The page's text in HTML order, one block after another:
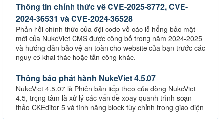
Thông tin chính thức về CVE-2025-8772, CVE-
2024-36531 và CVE-2024-36528
Phản hồi chính thức của đội code về các lỗ hổng bảo mật
mới của NukeViet CMS được công bố trong năm 2024-2025
và hướng dẫn bảo vệ an toàn cho website của bạn trước các
nguy cơ khai thác hoặc tấn công khác.
Thông báo phát hành NukeViet 4.5.07
NukeViet 4.5.07 là Phiên bản tiếp theo của dòng NukeViet
4.5, trọng tâm là xử lý các vấn đề xoay quanh trình soạn
thảo CKEditor 5 và tính năng block tùy chỉnh trong giao diện